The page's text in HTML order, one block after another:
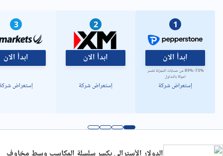
1
ابدأ الان
73%- 89% من حسابات التجزئة تخسر
اموالا بالتداول
إستعراض شركة
2
ابدأ الان
إستعراض شركة
3
ابدأ الان
إستعراض